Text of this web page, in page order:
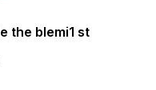
the blemi1 st